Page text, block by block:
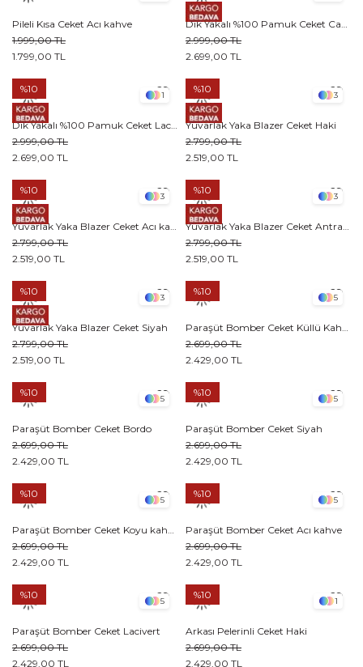
Pileli Kısa Ceket Acı kahve
1.799,00 TL
1.999,00 TL
2.699,00 TL
2.999,00 TL
1
2.699,00 TL
2.999,00 TL
%10
3
Yuvarlak Yaka Blazer Ceket Haki
2.519,00 TL
2.799,00 TL
%10
3
2.519,00 TL
2.799,00 TL
%10
3
2.519,00 TL
2.799,00 TL
%10
3
Yuvarlak Yaka Blazer Ceket Siyah
2.519,00 TL
2.799,00 TL
%10
5
2.429,00 TL
2.699,00 TL
%10
5
Paraşüt Bomber Ceket Bordo
2.429,00 TL
2.699,00 TL
%10
5
Paraşüt Bomber Ceket Siyah
2.429,00 TL
2.699,00 TL
%10
5
2.429,00 TL
2.699,00 TL
%10
5
Paraşüt Bomber Ceket Acı kahve
2.429,00 TL
2.699,00 TL
%10
5
Paraşüt Bomber Ceket Lacivert
2.429,00 TL
2.699,00 TL
%10
1
Arkası Pelerinli Ceket Haki
2.429,00 TL
2.699,00 TL
%10